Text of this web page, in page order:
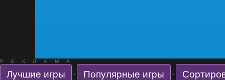
РЕКЛАМА
Лучшие игры · Популярные игры ·